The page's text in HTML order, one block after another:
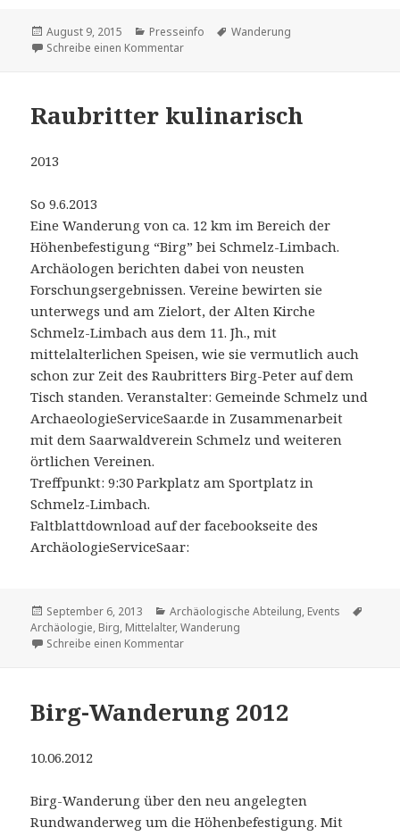
Veröffentlicht
am
August 9, 2015 Kategorien
Presseinfo Schlagwörter
Wanderung
Schreibe einen Kommentarzu Kulturwandern im Umfeld des
Raubritter kulinarisch
2013
So 9.6.2013
Eine Wanderung von ca. 12 km im Bereich der
Höhenbefestigung “Birg” bei Schmelz-Limbach.
Archäologen berichten dabei von neusten
Forschungsergebnissen. Vereine bewirten sie
unterwegs und am Zielort, der Alten Kirche
Schmelz-Limbach aus dem 11. Jh., mit
mittelalterlichen Speisen, wie sie vermutlich auch
schon zur Zeit des Raubritters Birg-Peter auf dem
Tisch standen. Veranstalter: Gemeinde Schmelz und
ArchaeologieServiceSaar.de in Zusammenarbeit
mit dem Saarwaldverein Schmelz und weiteren
örtlichen Vereinen.
Treffpunkt: 9:30 Parkplatz am Sportplatz in
Schmelz-Limbach.
Faltblattdownload auf der facebookseite des
ArchäologieServiceSaar:
Veröffentlicht
am
September 6, 2013 Kategorien
Archäologische Abteilung, Events
Archäologie, Birg, Mittelalter,Wanderung
Schreibe einen Kommentarzu Raubritter kulinarisch
Birg-Wanderung 2012
10.06.2012
Birg-Wanderung über den neu angelegten
Rundwanderweg um die Höhenbefestigung. Mit